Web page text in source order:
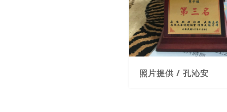
照片提供 / 孔沁安